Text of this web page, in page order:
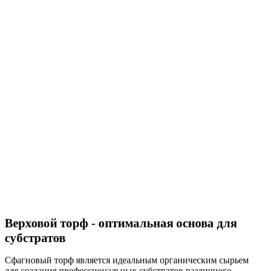
Верховой торф - оптимальная основа для
субстратов
Сфагновый торф является идеальным органическим сырьем